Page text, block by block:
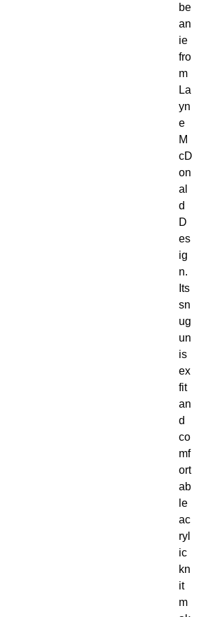
be
an
ie
fro
m
La
yn
e
M
cD
on
al
d
D
es
ig
n.
Its
sn
ug
un
is
ex
fit
an
d
co
mf
ort
ab
le
ac
ryl
ic
kn
it
m